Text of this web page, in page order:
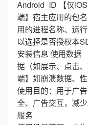
Android_ID 【仅
端】宿主应用的包
用的进程名称、运
以选择是否授权本
安装信息 使用数据
据（如展示、点击
端】如崩溃数据、
使用目的：用于广
全、广告交互，减
服务